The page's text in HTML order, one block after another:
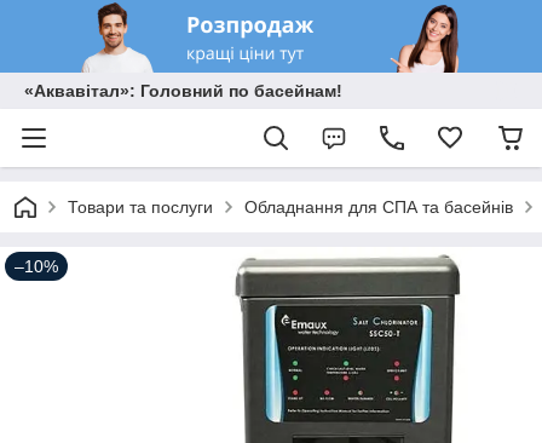
«Аквавітал»: Головний по басейнам!
Товари та послуги Обладнання для СПА та басейнів
–10%